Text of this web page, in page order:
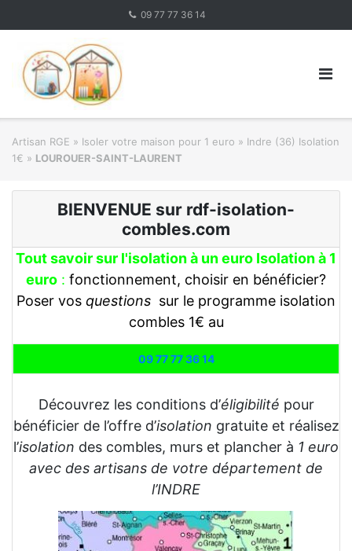
09 77 77 36 14
Artisan RGE » Isoler votre maison pour 1 euro » Indre (36) Isolation
1€ » LOUROUER-SAINT-LAURENT
BIENVENUE sur rdf-isolation-
combles.com
Tout savoir sur l'isolation à un euro Isolation à 1
euro : fonctionnement, choisir en bénéficier?
Poser vos questions sur le programme isolation
combles 1€ au
09 77 77 36 14
Découvrez les conditions d’éligibilité pour
bénéficier de l’offre d’isolation gratuite et réalisez
l’isolation des combles, murs et plancher à 1 euro
avec des artisans de votre département de
l’INDRE